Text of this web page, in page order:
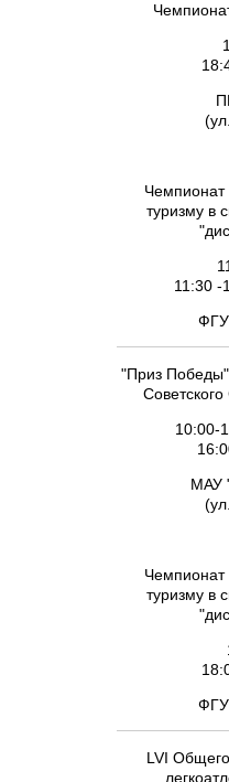
Чемпионат
туризму в
11:30 -
"Приз
10:00-
МАУ
Чемпионат
туризму в
LVI